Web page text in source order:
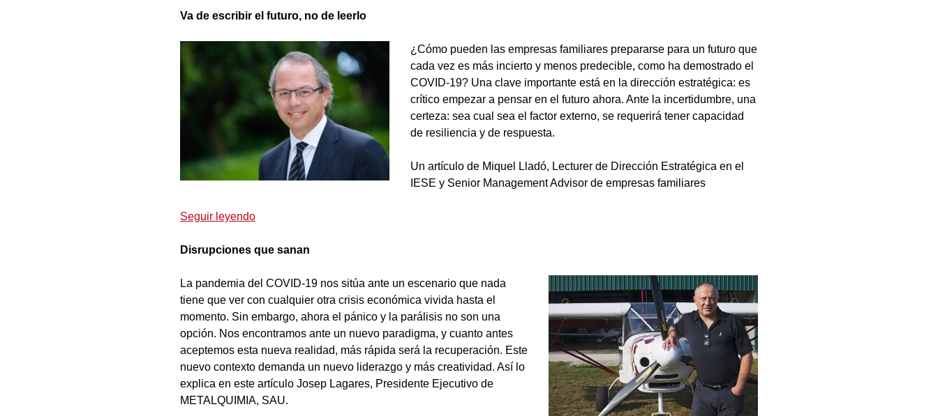
Va de escribir el futuro, no de leerlo
¿Cómo pueden las empresas familiares prepararse para un futuro que
cada vez es más incierto y menos predecible, como ha demostrado el
COVID-19? Una clave importante está en la dirección estratégica: es
crítico empezar a pensar en el futuro ahora. Ante la incertidumbre, una
certeza: sea cual sea el factor externo, se requerirá tener capacidad
de resiliencia y de respuesta.
Un artículo de Miquel Lladó, Lecturer de Dirección Estratégica en el
IESE y Senior Management Advisor de empresas familiares
Seguir leyendo
Disrupciones que sanan
La pandemia del COVID-19 nos sitúa ante un escenario que nada
tiene que ver con cualquier otra crisis económica vivida hasta el
momento. Sin embargo, ahora el pánico y la parálisis no son una
opción. Nos encontramos ante un nuevo paradigma, y cuanto antes
aceptemos esta nueva realidad, más rápida será la recuperación. Este
nuevo contexto demanda un nuevo liderazgo y más creatividad. Así lo
explica en este artículo Josep Lagares, Presidente Ejecutivo de
METALQUIMIA, SAU.